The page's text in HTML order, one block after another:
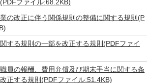
ファイル:68.2KB)
の改正に伴う関係規則の整備に関する規則(P
する規則の一部を改正する規則(PDFファイ
員の報酬、費用弁償及び期末手当に関する条
正する規則(PDFファイル:51.4KB)